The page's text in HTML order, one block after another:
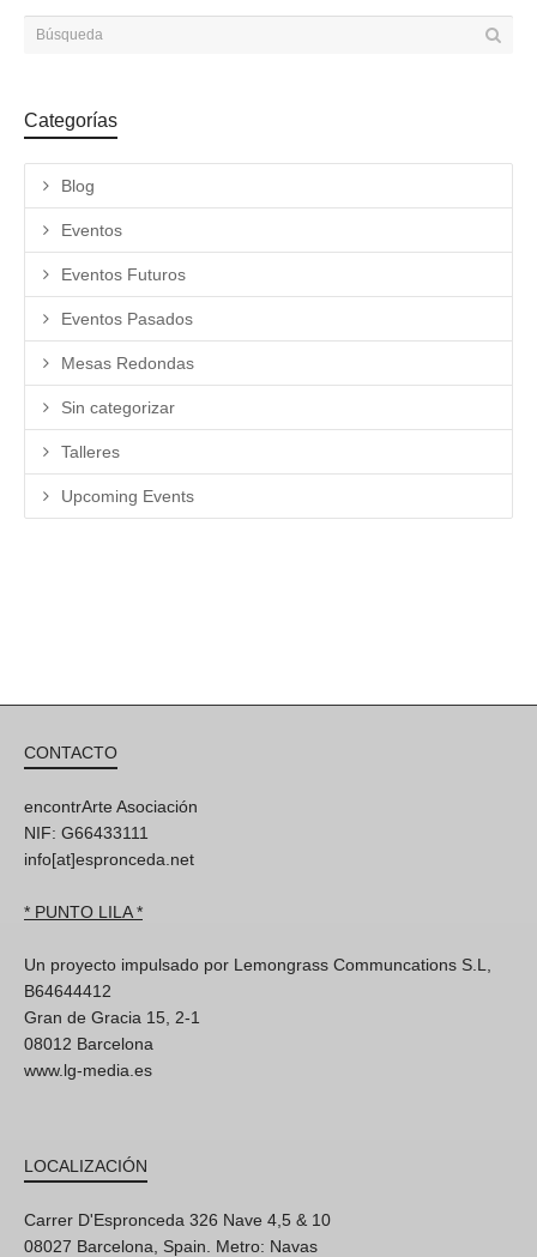
Categorías
Blog
Eventos
Eventos Futuros
Eventos Pasados
Mesas Redondas
Sin categorizar
Talleres
Upcoming Events
CONTACTO
encontrArte Asociación
NIF: G66433111
info[at]espronceda.net
* PUNTO LILA *
Un proyecto impulsado por Lemongrass Communcations S.L,
B64644412
Gran de Gracia 15, 2-1
08012 Barcelona
www.lg-media.es
LOCALIZACIÓN
Carrer D'Espronceda 326 Nave 4,5 & 10
08027 Barcelona, Spain. Metro: Navas